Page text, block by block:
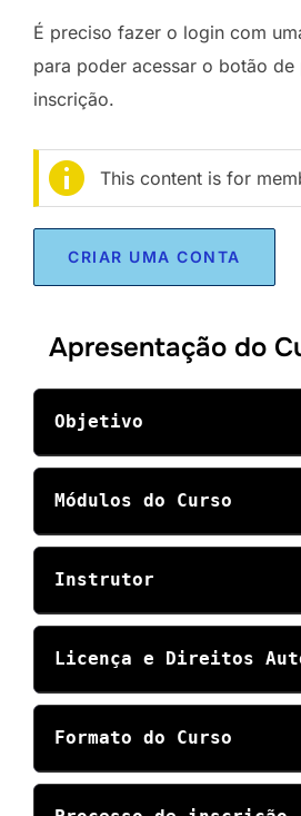
É preciso fazer o login com
para poder acessar o botão
inscrição.
This content is for
CRIAR UMA CONTA
Apresentação do
Objetivo
Módulos do Curso
Instrutor
Licença e Direitos
Formato do Curso